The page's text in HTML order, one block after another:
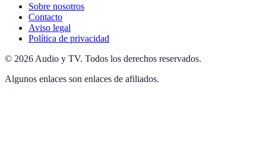
Sobre nosotros
Contacto
Aviso legal
Política de privacidad
© 2026 Audio y TV. Todos los derechos reservados.
Algunos enlaces son enlaces de afiliados.